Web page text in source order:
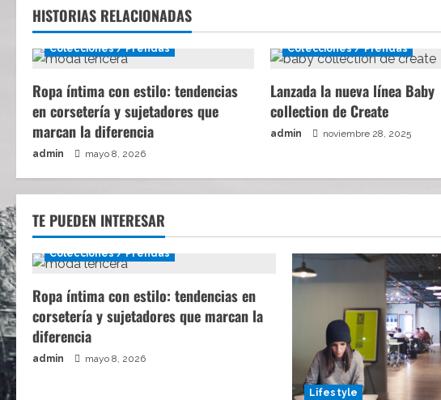
HISTORIAS RELACIONADAS
Colecciones / Prendas
Ropa íntima con estilo: tendencias
en corsetería y sujetadores que
marcan la diferencia
admin mayo 8, 2026
Colecciones / Prendas
Lanzada la nueva línea Baby
collection de Create
admin noviembre 28, 2025
TE PUEDEN INTERESAR
Colecciones / Prendas
Ropa íntima con estilo: tendencias en
corsetería y sujetadores que marcan la
diferencia
admin mayo 8, 2026
Lifestyle